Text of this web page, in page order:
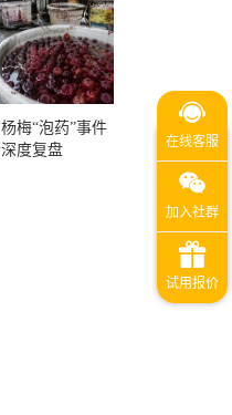
梅“泡药”事件
度复盘